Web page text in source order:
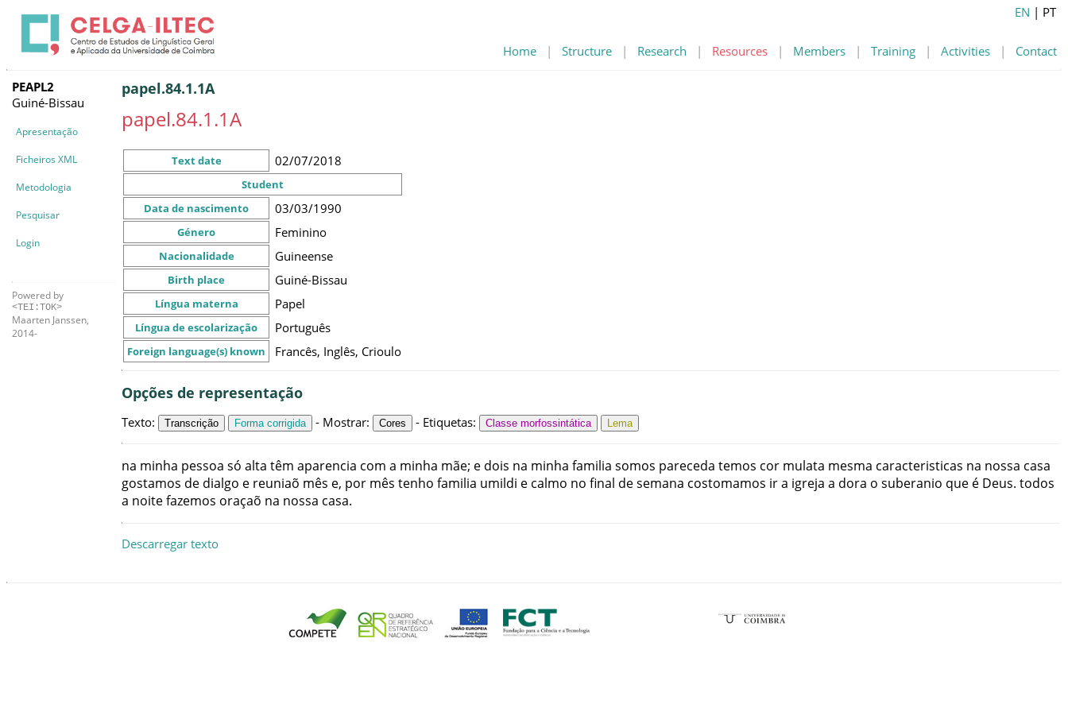
Home | Structure | Research | Resources | Members | Training | Activities | Contact
EN | PT
PEAPL2
Guiné-Bissau
Apresentação
Ficheiros XML
Metodologia
Pesquisar
Login
Powered by
<TEI:TOK>
Maarten Janssen,
2014-
papel.84.1.1A
papel.84.1.1A
Text date 02/07/2018
Student
Data de nascimento
03/03/1990
Género Feminino
Nacionalidade Guineense
Birth place Guiné-Bissau
Língua materna Papel
Língua de escolarização Português
Foreign language(s) known Francês, Inglês, Crioulo
Opções de representação
Texto: Transcrição Forma corrigida - Mostrar: Cores - Etiquetas: Classe morfossintática Lema
na minha pessoa só alta têm aparencia com a minha mãe; e dois na minha familia somos pareceda temos cor mulata mesma caracteristicas na nossa casa
gostamos de dialgo e reuniaõ mês e, por mês tenho familia umildi e calmo no final desemana costomamos ira igreja a dora o suberanio que é Deus. todos
a noitefazemos oraçaõ na nossa casa.
Descarregar texto